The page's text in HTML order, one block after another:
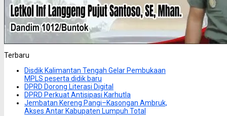
Terbaru
Disdik Kalimantan Tengah Gelar Pembukaan
MPLS peserta didik baru
DPRD Dorong Literasi Digital
DPRD Perkuat Antisipasi Karhutla
Jembatan Kereng Pangi–Kasongan Ambruk,
Akses Antar Kabupaten Lumpuh Total